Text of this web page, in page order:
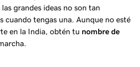
grandes ideas no son tan
cuando tengas una. Aunque no esté
en la India, obtén tu nombre de